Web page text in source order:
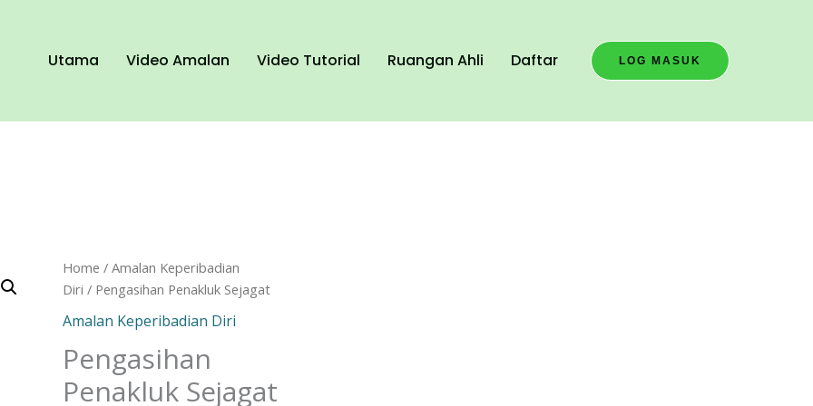
Utama Video Amalan Video Tutorial Ruangan Ahli Daftar LOG MASUK
Home /Amalan Keperibadian
Diri / Pengasihan Penakluk Sejagat
Amalan Keperibadian Diri
Pengasihan
Penakluk Sejagat
Pengasihan
Penakluk
Sejagat
quantity